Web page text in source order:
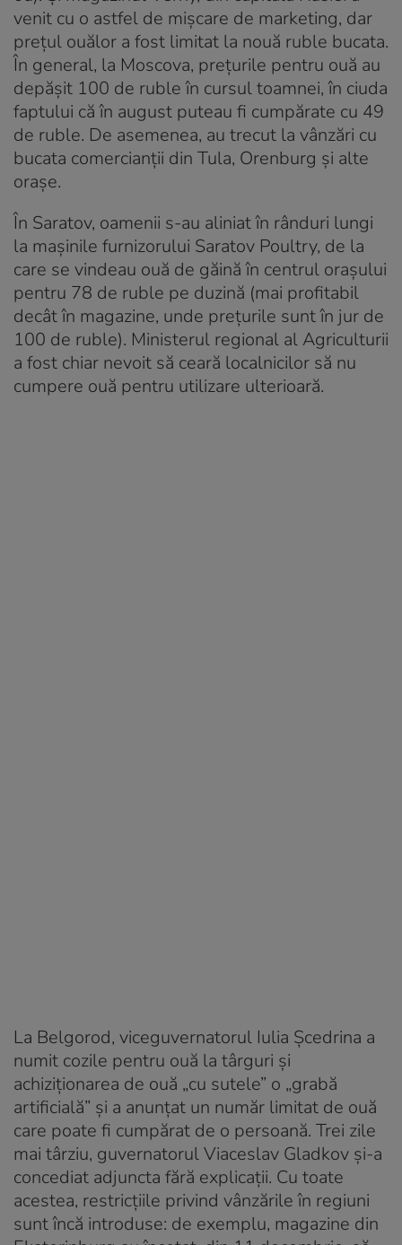
venit cu o astfel de mișcare de marketing, dar
prețul ouălor a fost limitat la nouă ruble bucata.
În general, la Moscova, prețurile pentru ouă au
depășit 100 de ruble în cursul toamnei, în ciuda
faptului că în august puteau fi cumpărate cu 49
de ruble. De asemenea, au trecut la vânzări cu
bucata comercianții din Tula, Orenburg și alte
orașe.
În Saratov, oamenii s-au aliniat în rânduri lungi
la mașinile furnizorului Saratov Poultry, de la
care se vindeau ouă de găină în centrul orașului
pentru 78 de ruble pe duzină (mai profitabil
decât în ​​magazine, unde prețurile sunt în jur de
100 de ruble). Ministerul regional al Agriculturii
a fost chiar nevoit să ceară localnicilor să nu
cumpere ouă pentru utilizare ulterioară.
La Belgorod, viceguvernatorul Iulia Șcedrina a
numit cozile pentru ouă la târguri și
achiziționarea de ouă „cu sutele” o „grabă
artificială” și a anunțat un număr limitat de ouă
care poate fi cumpărat de o persoană. Trei zile
mai târziu, guvernatorul Viaceslav Gladkov și-a
concediat adjuncta fără explicații. Cu toate
acestea, restricțiile privind vânzările în regiuni
sunt încă introduse: de exemplu, magazine din